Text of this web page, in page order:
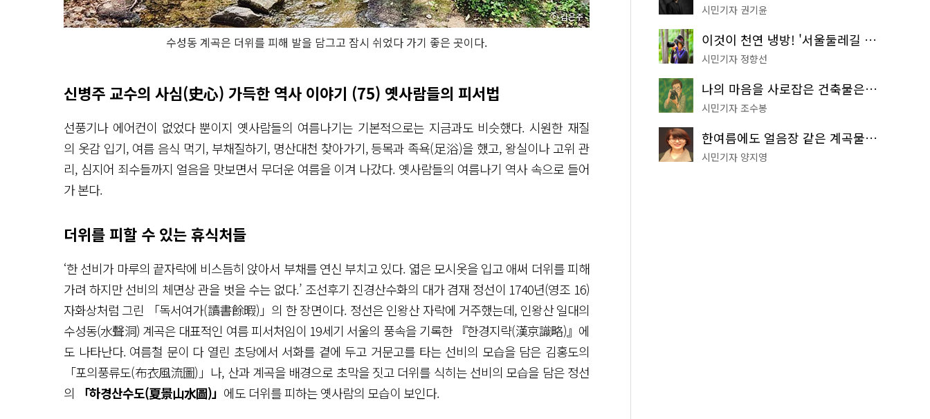
수성동 계곡은 더위를 피해 발을 담그고 잠시 쉬었다 가기 좋은 곳이다.
신병주 교수의 사심(史心) 가득한 역사 이야기 (75) 옛사람들의 피서법
선풍기나 에어컨이 없었다 뿐이지 옛사람들의 여름나기는 기본적으로는 지금과도 비슷했다. 시원한 재질
의 옷감 입기, 여름 음식 먹기, 부채질하기, 명산대천 찾아가기, 등목과 족욕(足浴)을 했고, 왕실이나 고위 관
리, 심지어 죄수들까지 얼음을 맛보면서 무더운 여름을 이겨 나갔다. 옛사람들의 여름나기 역사 속으로 들어
가 본다.
더위를 피할 수 있는 휴식처들
‘한 선비가 마루의 끝자락에 비스듬히 앉아서 부채를 연신 부치고 있다. 엷은 모시옷을 입고 애써 더위를 피해
가려 하지만 선비의 체면상 관을 벗을 수는 없다.’ 조선후기 진경산수화의 대가 겸재 정선이 1740년(영조 16)
자화상처럼 그린 「독서여가(讀書餘暇)」의 한 장면이다. 정선은 인왕산 자락에 거주했는데, 인왕산 일대의
수성동(水聲洞) 계곡은 대표적인 여름 피서처임이 19세기 서울의 풍속을 기록한 『한경지략(漢京識略)』에
도 나타난다. 여름철 문이 다 열린 초당에서 서화를 곁에 두고 거문고를 타는 선비의 모습을 담은 김홍도의
「포의풍류도(布衣風流圖)」나, 산과 계곡을 배경으로 초막을 짓고 더위를 식히는 선비의 모습을 담은 정선
의
「하경산수도(夏景山水圖)」 에도 더위를 피하는 옛사람의 모습이 보인다.
시민기자 권기윤
이것이 천연 냉방! '서울둘레길 9코스'로 숲속 피서 떠나볼까
시민기자 정향선
나의 마음을 사로잡은 건축물은? '서울시 건축상' 수상작 공개!
시민기자 조수봉
한여름에도 얼음장 같은 계곡물! 서울 '진관사 계곡'이 천국이네~
시민기자 양지영